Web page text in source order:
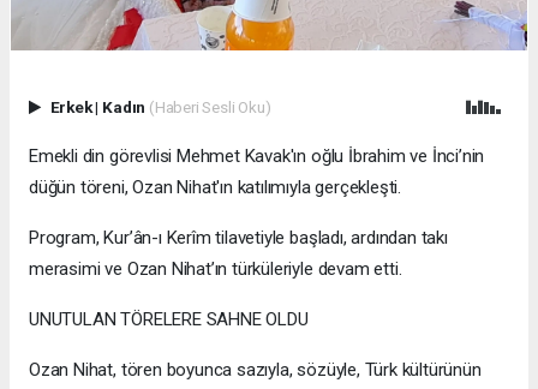
Erkek| Kadın (Haberi Sesli Oku)
Emekli din görevlisi Mehmet Kavak'ın oğlu İbrahim ve İnci’nin
düğün töreni, Ozan Nihat'ın katılımıyla gerçekleşti.
Program, Kur’ân-ı Kerîm tilavetiyle başladı, ardından takı
merasimi ve Ozan Nihat’ın türküleriyle devam etti.
UNUTULAN TÖRELERE SAHNE OLDU
Ozan Nihat, tören boyunca sazıyla, sözüyle, Türk kültürünün